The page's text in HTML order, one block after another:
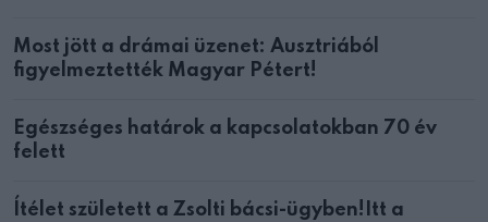
Most jött a drámai üzenet: Ausztriából
figyelmeztették Magyar Pétert!
Egészséges határok a kapcsolatokban 70 év
felett
Ítélet született a Zsolti bácsi-ügyben!Itt a